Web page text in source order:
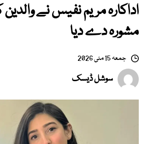
اداکارہ مریم نفیس نے والدین
مشورہ دے دیا
جمعہ 15 مئی 2026
سوشل ڈیسک